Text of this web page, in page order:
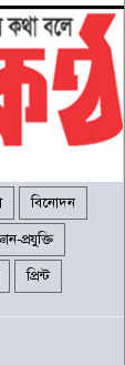
কাড়লেন
সর্বোচ্চ
প্রধানমন্ত্রী
বিনোদন
প্রযুক্তি
প্রিন্ট